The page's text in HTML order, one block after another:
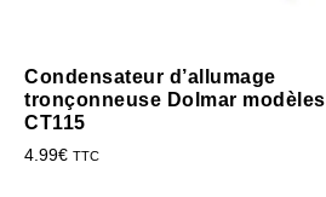
Condensateur d’allumage
tronçonneuse Dolmar modèles
CT115
4.99€ TTC